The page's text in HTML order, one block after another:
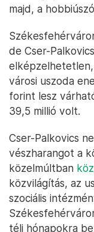
majd, a
de Cser-
városi uszoda
forint lesz
39,5 millió volt.
Cser-Palkovics
vészharangot a
közelmúltban
közvilágítás, az
szociális
téli hónapokra